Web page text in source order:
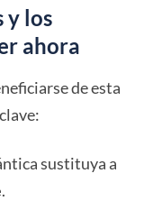
y los
ahora
de esta
sustituya a
.